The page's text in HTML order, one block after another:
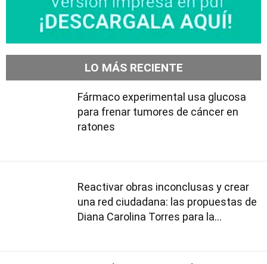
LO MÁS RECIENTE
Fármaco experimental usa glucosa
para frenar tumores de cáncer en
ratones
Reactivar obras inconclusas y crear
una red ciudadana: las propuestas de
Diana Carolina Torres para la